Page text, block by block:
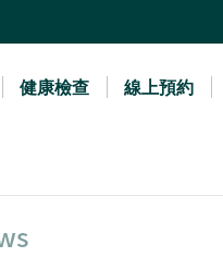
健康檢查 線上預約